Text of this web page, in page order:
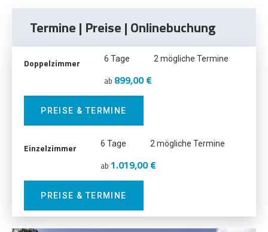
Termine | Preise | Onlinebuchung
Doppelzimmer 6 Tage 2 mögliche Termine
ab 899,00 €
PREISE & TERMINE
Einzelzimmer 6 Tage 2 mögliche Termine
ab 1.019,00 €
PREISE & TERMINE